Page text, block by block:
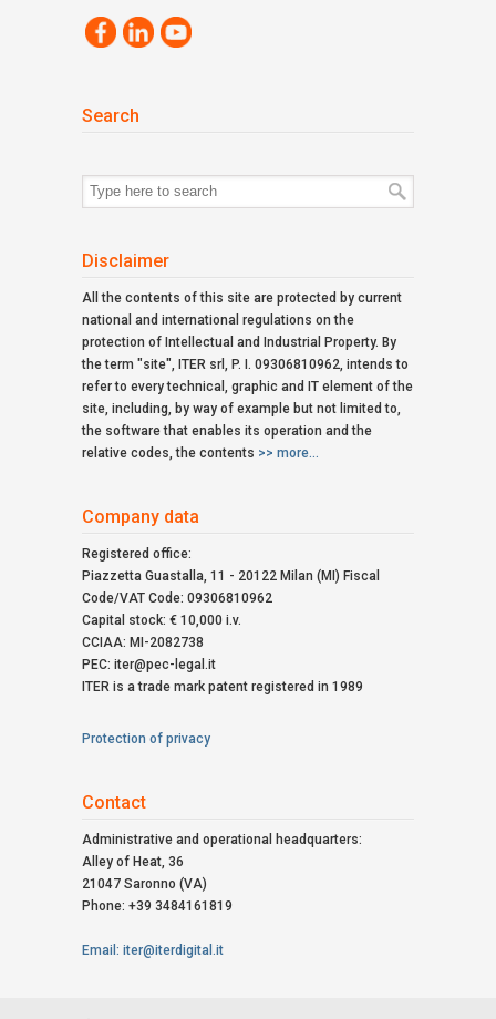
Search
Search
Disclaimer
All the contents of this site are protected by current
national and international regulations on the
protection of Intellectual and Industrial Property. By
the term "site", ITER srl, P. I. 09306810962, intends to
refer to every technical, graphic and IT element of the
site, including, by way of example but not limited to,
the software that enables its operation and the
relative codes, the contents >> more...
Company data
Registered office:
Piazzetta Guastalla, 11 - 20122 Milan (MI) Fiscal
Code/VAT Code: 09306810962
Capital stock: € 10,000 i.v.
CCIAA: MI-2082738
PEC: iter@pec-legal.it
ITER is a trade mark patent registered in 1989
Protection of privacy
Contact
Administrative and operational headquarters:
Alley of Heat, 36
21047 Saronno (VA)
Phone: +39 3484161819
Email: iter@iterdigital.it